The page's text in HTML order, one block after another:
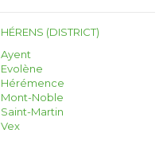
HÉRENS (DISTRICT)
Ayent
Evolène
Hérémence
Mont-Noble
Saint-Martin
Vex